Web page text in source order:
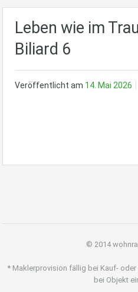
Leben wie im
Biliard 6
Veröffentlicht am 14. Mai 2026
© 2014
* Maklerprovision fällig bei Kauf-
bei Objekt